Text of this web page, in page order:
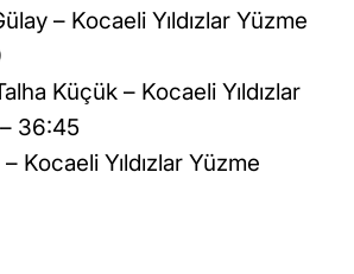
– Kocaeli Yıldızlar Yüzme
Küçük – Kocaeli Yıldızlar
36:45
Kocaeli Yıldızlar Yüzme